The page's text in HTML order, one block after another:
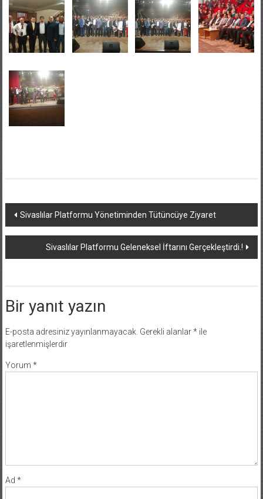
Yazı
dolaşımı
Sivaslılar Platformu Yönetiminden Tütüncüye Ziyaret
Sivaslılar Platformu Geleneksel İftarını Gerçekleştirdi.!
Bir yanıt yazın
E-posta adresiniz yayınlanmayacak. Gerekli alanlar*ile
işaretlenmişlerdir
Yorum *
Ad *